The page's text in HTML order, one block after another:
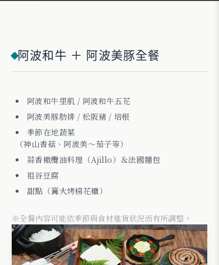
阿波和牛 ＋ 阿波美豚全餐
阿波和牛里肌 / 阿波和牛五花
阿波美豚肋排 / 松阪豬 / 培根
季節在地蔬菜
（神山香菇、阿波美〜茄子等）
蒜香橄欖油料理（Ajillo）＆法國麵包
祖谷豆腐
甜點（篝火烤棉花糖）
※全餐內容可能依季節與食材進貨狀況而有所調整。